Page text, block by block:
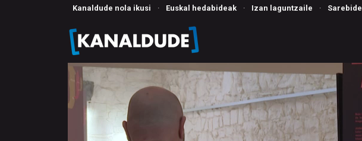
Kanaldude nola ikusi · Euskal hedabideak · Izan laguntzaile · Sarebide